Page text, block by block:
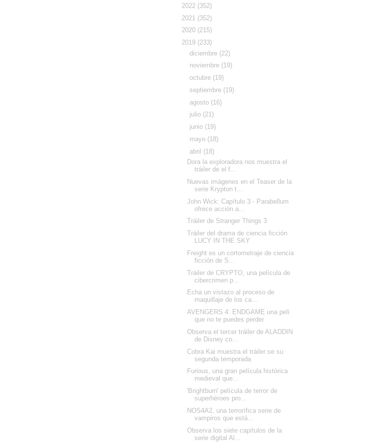
2022 (352)
2021 (352)
2020 (215)
2019 (233)
diciembre (22)
noviembre (19)
octubre (19)
septiembre (19)
agosto (16)
julio (21)
junio (19)
mayo (18)
abril (18)
Dora la exploradora nos muestra el
tráiler de el f...
Nuevas imágenes en el Teaser de la
serie Krypton t...
John Wick: Capítulo 3 - Parabellum
ofrece acción a...
Tráiler de Stranger Things 3
Tráiler del drama de ciencia ficción
LUCY IN THE SKY
Freight es un cortometraje de ciencia
ficción de S...
Tráiler de CRYPTO, una película de
cibercrimen p...
Echa un vistazo al proceso de
maquillaje de los ca...
AVENGERS 4: ENDGAME una pelí
que no te puedes perder
Observa el tercer tráiler de ALADDIN
de Disney co...
Cobra Kai muestra el tráiler se su
segunda temporada
Furious, una gran película histórica
medieval que...
'Brightburn' película de terror de
superhéroes pro...
NOS4A2, una terrorífica serie de
vampiros que está...
Observa los siete capítulos de la
serie digital Al...